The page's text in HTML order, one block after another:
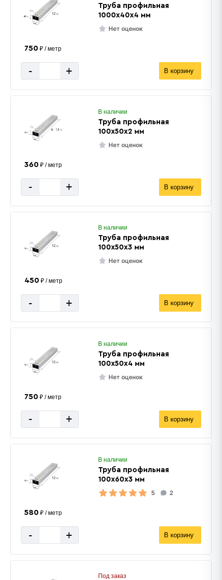
Труба профильная
1000х40х4 мм
Нет оценок
750 ₽ / метр
- + В корзину
В наличии
Труба профильная
100х50х2 мм
Нет оценок
360 ₽ / метр
- + В корзину
В наличии
Труба профильная
100х50х3 мм
Нет оценок
450 ₽ / метр
- + В корзину
В наличии
Труба профильная
100х50х4 мм
Нет оценок
750 ₽ / метр
- + В корзину
В наличии
Труба профильная
100х60х3 мм
5
2
580 ₽ / метр
- + В корзину
Под заказ